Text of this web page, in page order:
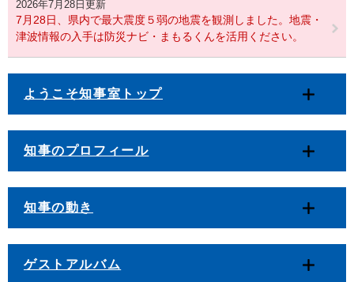
2026年7月28日更新
7月28日、県内で最大震度５弱の地震を観測しました。地震・
津波情報の入手は防災ナビ・まもるくんを活用ください。
ようこそ知事室トップ
知事のプロフィール
知事の動き
ゲストアルバム